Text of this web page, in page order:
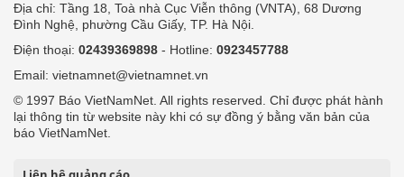
Địa chỉ: Tầng 18, Toà nhà Cục Viễn thông (VNTA), 68 Dương
Đình Nghệ, phường Cầu Giấy, TP. Hà Nội.
Điện thoại: 02439369898 - Hotline: 0923457788
Email: vietnamnet@vietnamnet.vn
© 1997 Báo VietNamNet. All rights reserved. Chỉ được phát hành
lại thông tin từ website này khi có sự đồng ý bằng văn bản của
báo VietNamNet.